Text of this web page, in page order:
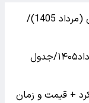
اولین بخشنامه فروش تویوتا BZ5 در ایران (مرداد 1405)/
قیمت خودرو در بازار آزاد چهارشنبه ۱۴ مرداد۱۴۰۵/جدول
+ قیمت و زمان